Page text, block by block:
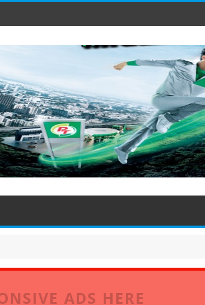
ADS HERE